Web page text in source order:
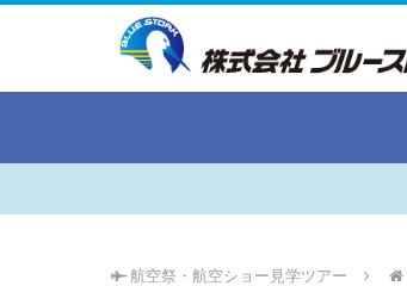
航空祭・航空ショー見学ツアー